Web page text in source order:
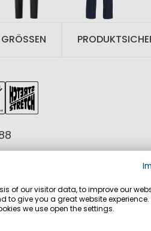
an Bord, Segeln und
Details und hoher
GRÖSSEN
of our visitor data, to improve our
to give you a great website experience.
we use open the settings.